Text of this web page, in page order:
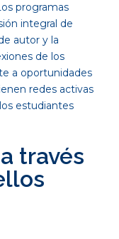
programas
integral de
autor y la
de los
a oportunidades
redes activas
estudiantes
través